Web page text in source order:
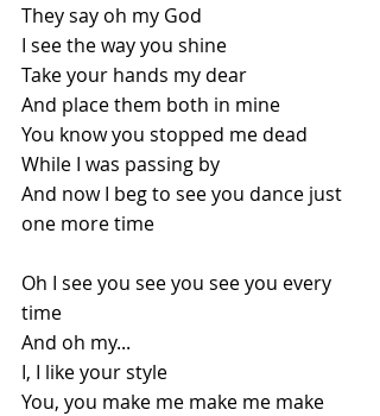
They say oh my God
I see the way you shine
Take your hands my dear
And place them both in mine
You know you stopped me dead
While I was passing by
And now I beg to see you dance just
one more time
Oh I see you see you see you every
time
And oh my...
I, I like your style
You, you make me make me make